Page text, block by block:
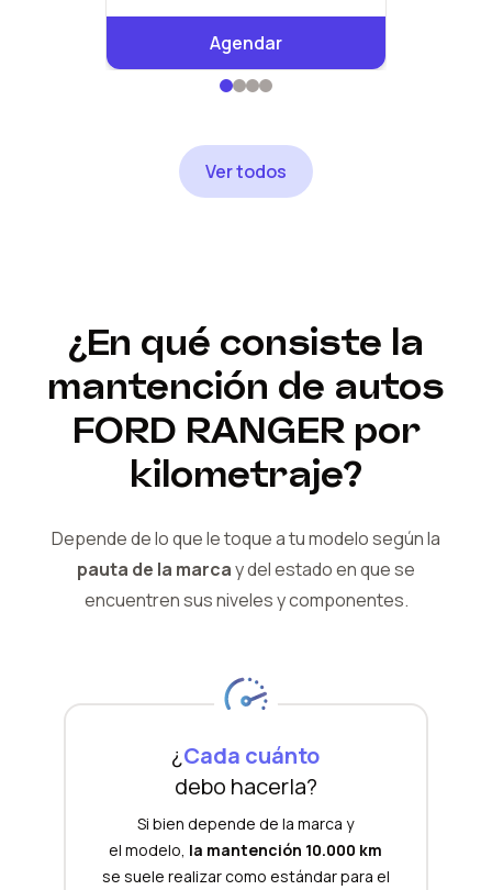
Agendar
Ver todos
¿En qué consiste la
mantención de autos
FORD RANGERpor
kilometraje?
Depende de lo que le toque a tu modelo según la
pauta de la marcay delestado en que se
encuentren sus niveles y componentes.
¿Cada cuánto
debo hacerla?
Si bien depende de la marca y
el modelo, la mantención 10.000 km
se suele realizar como estándar para el